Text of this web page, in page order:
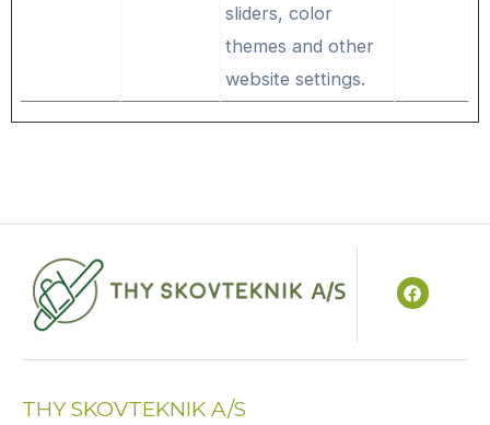
sliders, color
themes and other
website settings.
F
a
b
THY SKOVTEKNIK A/S